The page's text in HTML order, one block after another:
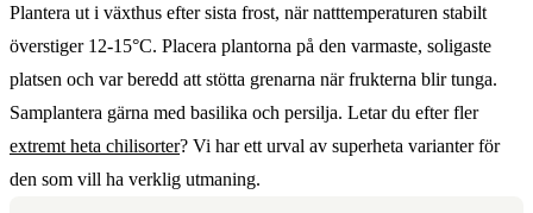
Plantera ut i växthus efter sista frost, när natttemperaturen stabilt
överstiger 12-15°C. Placera plantorna på den varmaste, soligaste
platsen och var beredd att stötta grenarna när frukterna blir tunga.
Samplantera gärna med basilika och persilja. Letar du efter fler
extremt heta chilisorter? Vi har ett urval av superheta varianter för
den som vill ha verklig utmaning.